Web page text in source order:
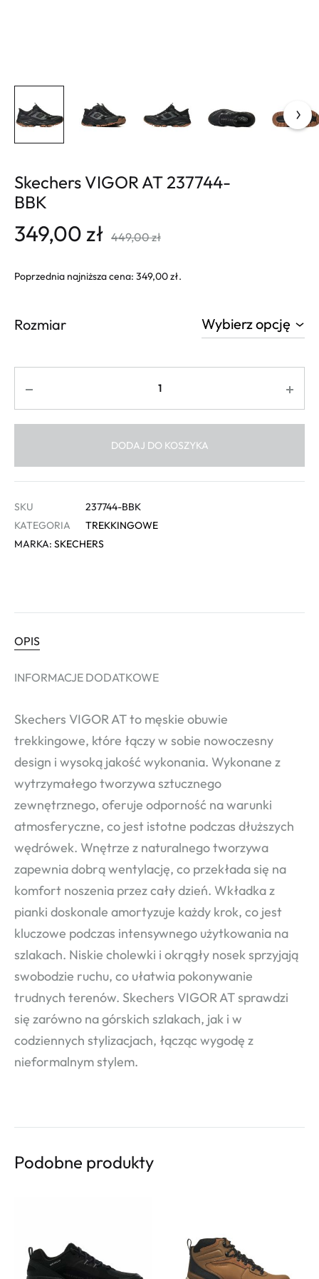
Skechers VIGOR AT 237744-
BBK
349,00zł 449,00zł
Poprzednia najniższa cena: 349,00zł.
Rozmiar
DODAJ DO KOSZYKA
SKU
237744-BBK
KATEGORIA
TREKKINGOWE
MARKA: SKECHERS
OPIS
INFORMACJE DODATKOWE
Skechers VIGOR AT to męskie obuwie
trekkingowe, które łączy w sobie nowoczesny
design i wysoką jakość wykonania. Wykonane z
wytrzymałego tworzywa sztucznego
zewnętrznego, oferuje odporność na warunki
atmosferyczne, co jest istotne podczas dłuższych
wędrówek. Wnętrze z naturalnego tworzywa
zapewnia dobrą wentylację, co przekłada się na
komfort noszenia przez cały dzień. Wkładka z
pianki doskonale amortyzuje każdy krok, co jest
kluczowe podczas intensywnego użytkowania na
szlakach. Niskie cholewki i okrągły nosek sprzyjają
swobodzie ruchu, co ułatwia pokonywanie
trudnych terenów. Skechers VIGOR AT sprawdzi
się zarówno na górskich szlakach, jak i w
codziennych stylizacjach, łącząc wygodę z
nieformalnym stylem.
Podobne produkty